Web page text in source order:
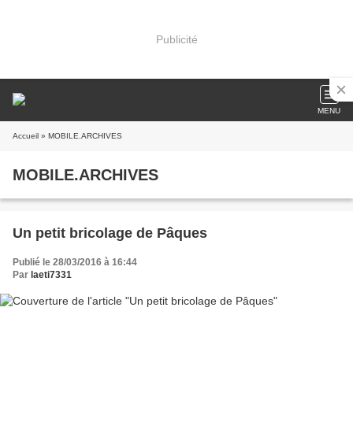
Publicité
MENU
Accueil » MOBILE.ARCHIVES
MOBILE.ARCHIVES
Un petit bricolage de Pâques
Publié le 28/03/2016 à 16:44
Par laeti7331